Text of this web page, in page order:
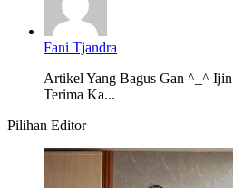
Fani Tjandra
Artikel Yang Bagus Gan ^_^
Terima Ka...
Pilihan Editor